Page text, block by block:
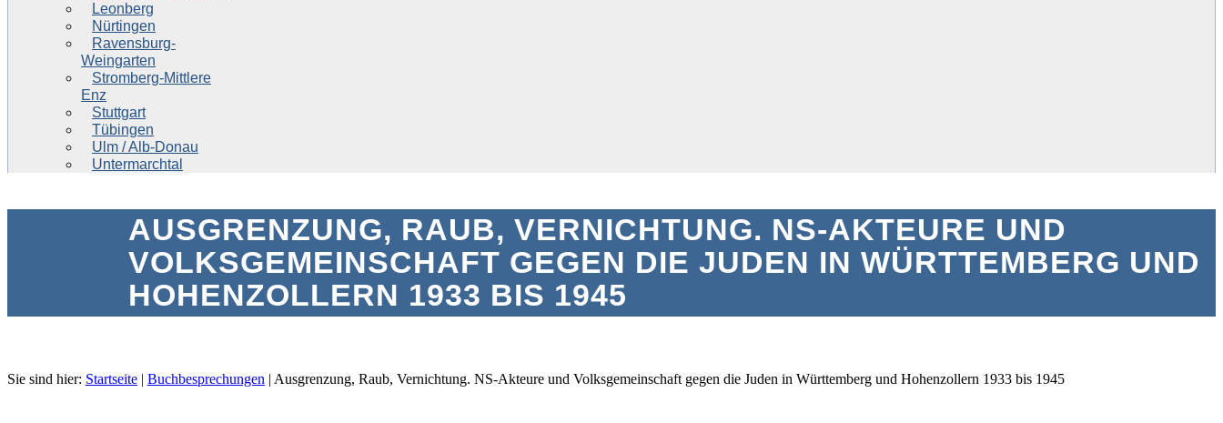
Leonberg
Nürtingen
Ravensburg-
Weingarten
Stromberg-Mittlere
Enz
Stuttgart
Tübingen
Ulm / Alb-Donau
Untermarchtal
AUSGRENZUNG, RAUB, VERNICHTUNG. NS-AKTEURE UND
VOLKSGEMEINSCHAFT GEGEN DIE JUDEN IN WÜRTTEMBERG UND
HOHENZOLLERN 1933 BIS 1945
Sie sind hier: Startseite | Buchbesprechungen | Ausgrenzung, Raub, Vernichtung. NS-Akteure und Volksgemeinschaft gegen die Juden in Württemberg und Hohenzollern 1933 bis 1945